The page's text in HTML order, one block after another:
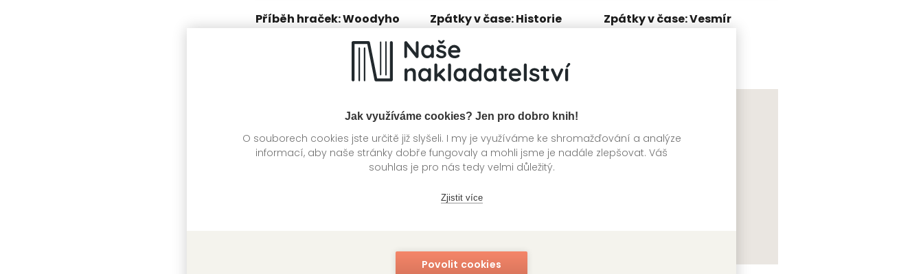
Jak využíváme cookies? Jen pro dobro knih!
O souborech cookies jste určitě již slyšeli. I my je využíváme ke shromažďování a analýze
informací, aby naše stránky dobře fungovaly a mohli jsme je nadále zlepšovat. Váš
souhlas je pro nás tedy velmi důležitý.
Zjistit více
Povolit cookies
Příběh hraček: Woodyho
Zpátky v čase: Historie
Kolektiv autorů
Zpátky v čase: Vesmír